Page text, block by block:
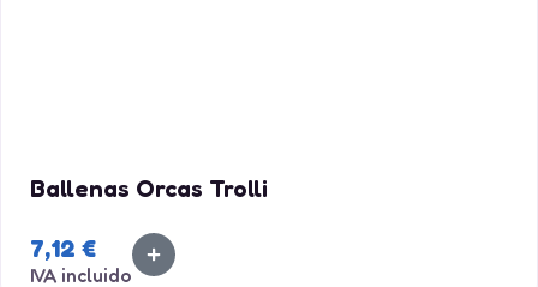
Ballenas Orcas Trolli
7,12 €
IVA incluido